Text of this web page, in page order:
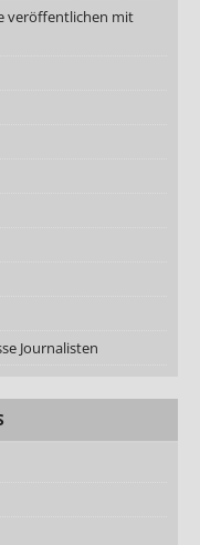
veröffentlichen mit
Journalisten